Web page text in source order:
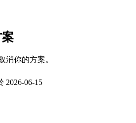
消你的方案。
2026-06-15